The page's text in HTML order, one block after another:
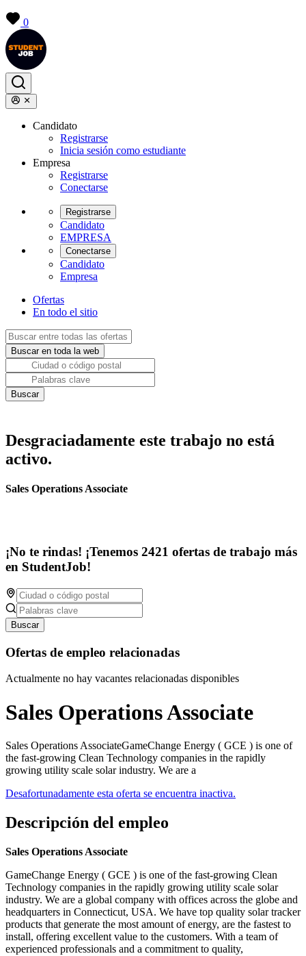
0
Candidato
Registrarse
Inicia sesión como estudiante
Empresa
Registrarse
Conectarse
Registrarse
Candidato
EMPRESA
Conectarse
Candidato
Empresa
Ofertas
En todo el sitio
Desgraciadamente este trabajo no está
activo.
Sales Operations Associate
¡No te rindas! ¡Tenemos 2421 ofertas de trabajo más
en StudentJob!
Buscar
Ofertas de empleo relacionadas
Actualmente no hay vacantes relacionadas disponibles
Sales Operations Associate
Sales Operations AssociateGameChange Energy ( GCE ) is one of
the fast-growing Clean Technology companies in the rapidly
growing utility scale solar industry. We are a
Desafortunadamente esta oferta se encuentra inactiva.
Descripción del empleo
Sales Operations Associate
GameChange Energy ( GCE ) is one of the fast-growing Clean
Technology companies in the rapidly growing utility scale solar
industry. We are a global company with offices across the globe and
headquarters in Connecticut, USA. We have top quality solar tracker
products that generate the most amount of energy, are the fastest to
install, offering excellent value to the customers. With a team of
experienced professionals and a commitment to quality,